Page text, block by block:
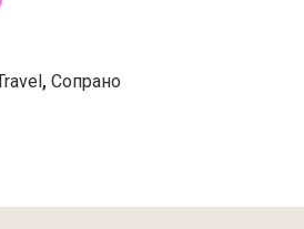
, Сопрано